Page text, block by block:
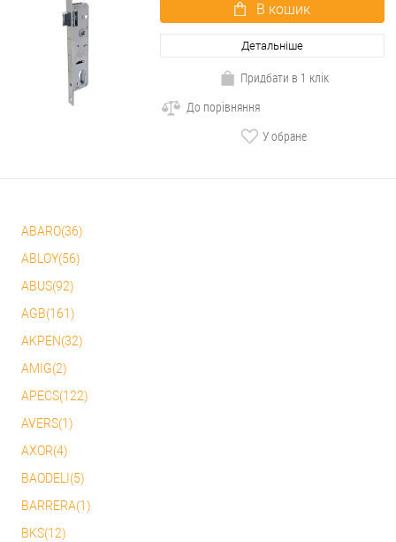
В кошик
Детальніше
Придбати в 1 клік
До порівняння
У обране
ABARO(36)
ABLOY(56)
ABUS(92)
AGB(161)
AKPEN(32)
AMIG(2)
APECS(122)
AVERS(1)
AXOR(4)
BAODELI(5)
BARRERA(1)
BKS(12)